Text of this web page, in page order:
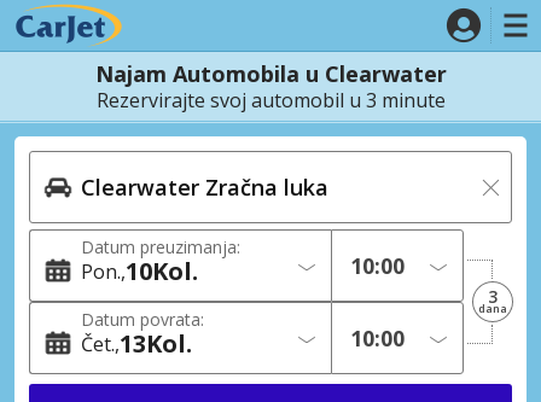
Najam Automobila u Clearwater
Rezervirajte svoj automobil u 3 minute
Datum preuzimanja:
Pon. 10Kol.
Datum povrata:
Čet. 13Kol.
3
dana